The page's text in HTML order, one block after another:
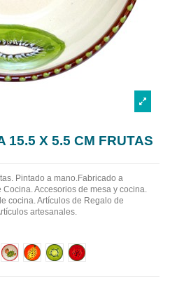
15.5 X 5.5 CM FRUTAS
Pintado a mano.Fabricado a
Accesorios de mesa y cocina.
cocina. Artículos de Regalo de
artesanales.
5
Diseño 6Diseño 7Diseño 8Diseño 9